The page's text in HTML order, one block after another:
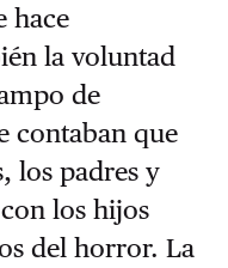
hace
la voluntad
de
contaban que
los padres y
los hijos
del horror. La